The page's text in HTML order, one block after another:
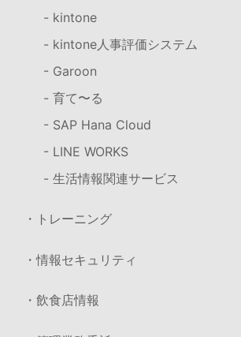
- kintone
- kintone人事評価システム
- Garoon
- 育て〜る
- SAP Hana Cloud
- LINE WORKS
- 生活情報関連サービス
・トレーニング
・情報セキュリティ
・飲食店情報